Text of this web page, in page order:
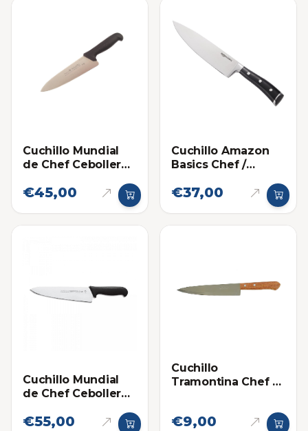
Cuchillo Mundial
de Chef Cebollero
€45,00
Cuchillo Amazon
Basics Chef /
Pulgadas
€37,00
Cuchillo Mundial
de Chef Cebollero
€55,00
Cuchillo
Tramontina Chef 8
€9,00